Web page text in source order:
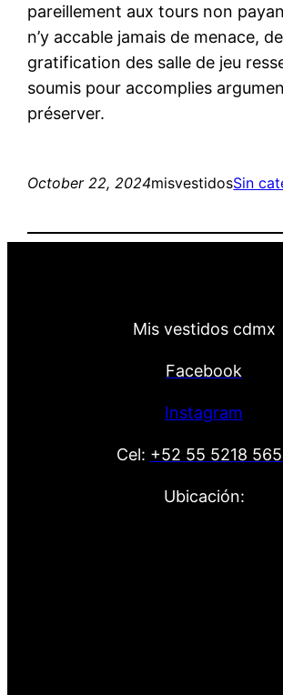
pareillement aux tours non
n’y accable jamais de menace,
gratification des salle de jeu
soumis pour accomplies
préserver.
October 22, 2024misvestidosSin
Mis vestidos cdmx
Facebook
Instagram
Cel: +52 55 5218
Ubicación: